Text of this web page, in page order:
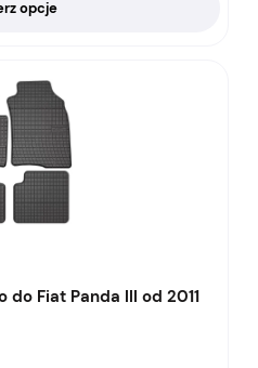
opcje
Fiat Panda III od 2011